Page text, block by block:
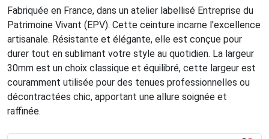
Fabriquée en France, dans un atelier labellisé Entreprise du
Patrimoine Vivant (EPV). Cette ceinture incarne l'excellence
artisanale. Résistante et élégante, elle est conçue pour
durer tout en sublimant votre style au quotidien. La largeur
30mm est un choix classique et équilibré, cette largeur est
couramment utilisée pour des tenues professionnelles ou
décontractées chic, apportant une allure soignée et
raffinée.